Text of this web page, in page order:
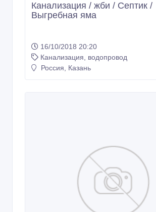
Канализация / жби / Септик /
Выгребная яма
16/10/2018 20:20
Канализация, водопровод
Россия, Казань